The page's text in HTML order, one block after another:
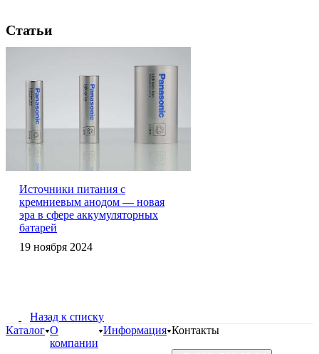
Статьи
Источники питания с
кремниевым анодом — новая
эра в сфере аккумуляторных
батарей
19 ноября 2024
Назад к списку
Каталог О
компании
Информация Контакты